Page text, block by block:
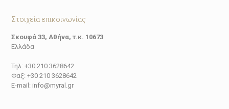
Στοιχεία επικοινωνίας
Σκουφά 33, Αθήνα, τ.κ. 10673
Ελλάδα
Τηλ: +30 210 3628642
Φαξ: +30 210 3628642
E-mail: info@myral.gr